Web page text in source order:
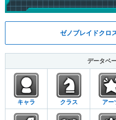
ゼノブレイドクロ
データベ
キャラ クラス アー